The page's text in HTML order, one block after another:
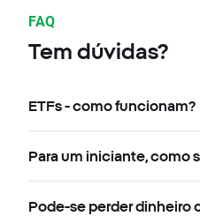
FAQ
Tem dúvidas?
ETFs - como funcionam?
Para um iniciante, como
Pode-se perder dinheiro